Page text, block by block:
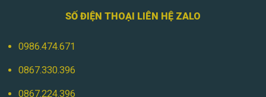
SỐ ĐIỆN THOẠI LIÊN HỆ ZALO
0986.474.671
0867.330.396
0867.224.396